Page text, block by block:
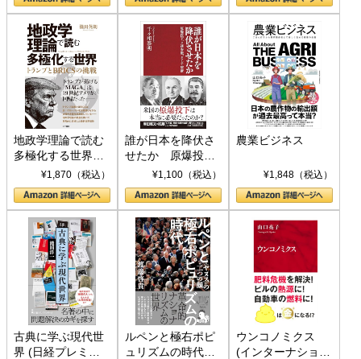
地政学理論で読む
多極化する世界：
トランプとBRICS
の挑戦
¥1,870（税込）
誰が日本を降伏さ
せたか 原爆投
下、ソ連参戦、そ
して聖断 (PHP新
書)
¥1,100（税込）
農業ビジネス
¥1,848（税込）
古典に学ぶ現代世
界 (日経プレミア
ルペンと極右ポピ
ュリズムの時代：
ウンコノミクス
(インターナショナ